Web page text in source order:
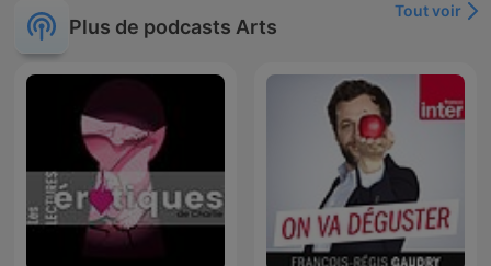
Plus de podcasts Arts
Tout voir